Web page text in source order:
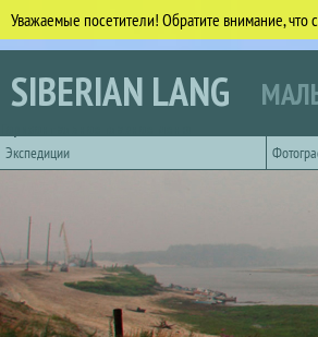
Уважаемые посетители! Обратите внимание, что
Перейти к основному содержанию
SIBERIAN LANG
Экспедиции